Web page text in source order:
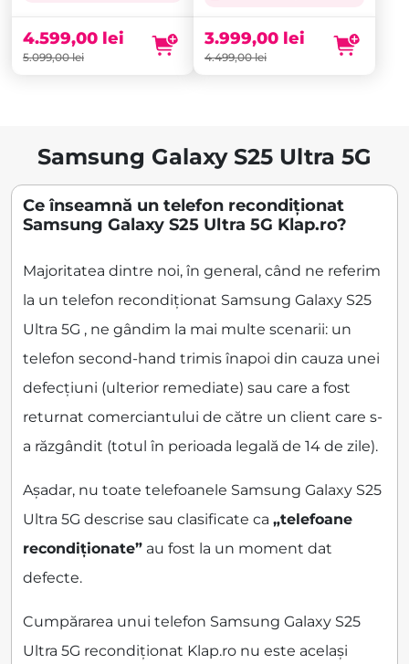
5.099,00lei
fost:
5.099,00 lei.
4.599,00 lei
este:
4.599,00 lei.
4.499,00lei
fost:
4.499,00 lei.
3.999,00 lei
este:
3.999,00 lei.
Samsung Galaxy S25 Ultra 5G
Ce înseamnă un telefon recondiționat
Samsung Galaxy S25 Ultra 5G Klap.ro?
Majoritatea dintre noi, în general, când ne referim
la un telefon recondiționat Samsung Galaxy S25
Ultra 5G , ne gândim la mai multe scenarii: un
telefon second-hand trimis înapoi din cauza unei
defecțiuni (ulterior remediate) sau care a fost
returnat comerciantului de către un client care s-
a răzgândit (totul în perioada legală de 14 de zile).
Așadar, nu toate telefoanele Samsung Galaxy S25
Ultra 5G descrise sau clasificate ca „telefoane
recondiționate” au fost la un moment dat
defecte.
Cumpărarea unui telefon Samsung Galaxy S25
Ultra 5G recondiționat Klap.ro nu este același